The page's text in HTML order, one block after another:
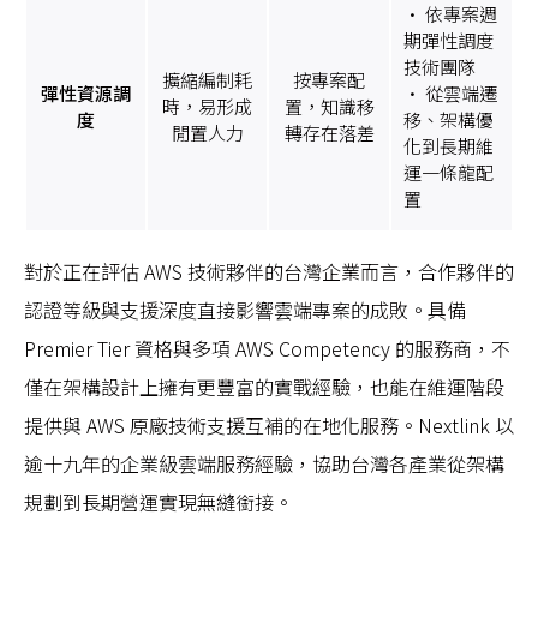
彈性資源調
度
擴縮編制耗
時，易形成
閒置人力
按專案配
置，知識移
轉存在落差
• 依專案週
期彈性調度
技術團隊
• 從雲端遷
移、架構優
化到長期維
運一條龍配
置
對於正在評估 AWS 技術夥伴的台灣企業而言，合作夥伴的
認證等級與支援深度直接影響雲端專案的成敗。具備
Premier Tier 資格與多項 AWS Competency 的服務商，不
僅在架構設計上擁有更豐富的實戰經驗，也能在維運階段
提供與 AWS 原廠技術支援互補的在地化服務。Nextlink 以
逾十九年的企業級雲端服務經驗，協助台灣各產業從架構
規劃到長期營運實現無縫銜接。